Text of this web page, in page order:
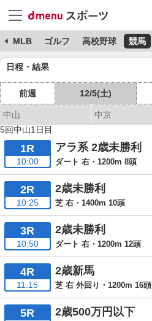
MLB ゴルフ 高校野球 競馬
日程・結果
前週 12/5(土)
中山 中京
5回中山1日目
1R
10:00
アラ系 2歳未勝利
ダート 右・1200m 8頭
2R
10:25
2歳未勝利
芝 右・1400m 10頭
3R
10:50
2歳未勝利
ダート 右・1200m 12頭
4R
11:15
2歳新馬
芝 右 外回り・1200m 16頭
5R 2歳500万円以下